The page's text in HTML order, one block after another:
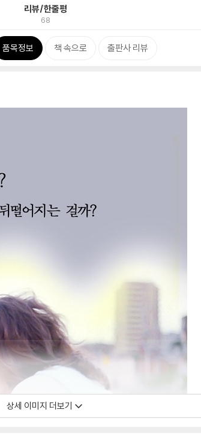
리뷰/한줄평
68
품목정보 책 속으로 출판사 리뷰
상세 이미지 더보기